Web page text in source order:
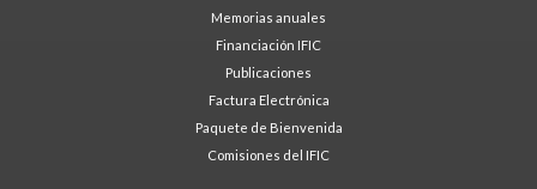
Memorias anuales
Financiación IFIC
Publicaciones
Factura Electrónica
Paquete de Bienvenida
Comisiones del IFIC